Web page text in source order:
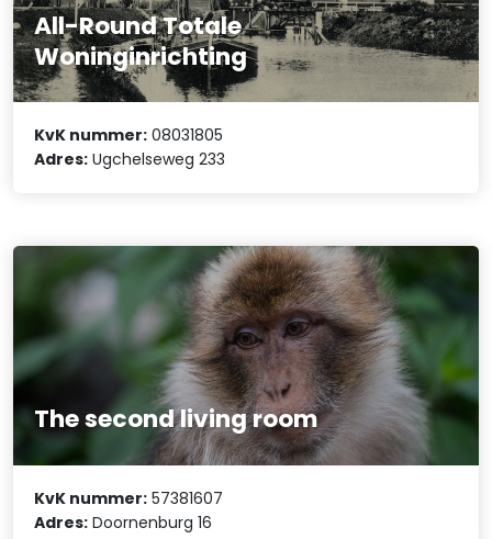
All-Round Totale
Woninginrichting
KvK nummer: 08031805
Adres: Ugchelseweg 233
The second living room
KvK nummer: 57381607
Adres: Doornenburg 16